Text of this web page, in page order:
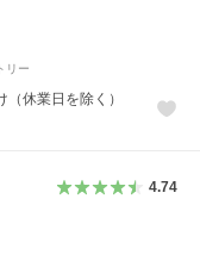
リー
休業日を除く）
4.74